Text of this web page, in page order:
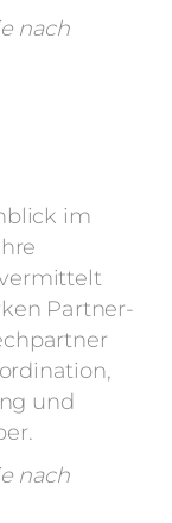
nach
im
Partner-
und
nach